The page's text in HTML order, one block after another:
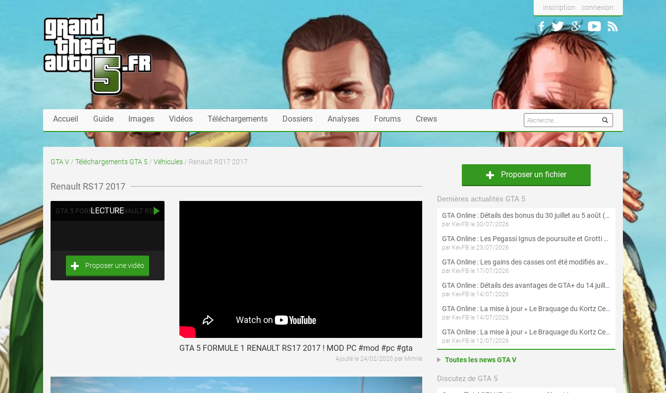
inscription connexion
Accueil Guide Images Vidéos Téléchargements Dossiers Analyses Forums Crews
GTA V / Téléchargements GTA 5 / Véhicules / Renault RS17 2017
Renault RS17 2017
GTA 5 FORMULE 1 RENAULT RS17 2017 ! MOD PC #mod #pc #gta
LECTURE
Proposer une vidéo
GTA 5 FORMULE 1 RENAULT RS17 2017 ! MOD PC #mod #pc #gta
Ajouté le 24/02/2020 par Mimile
Proposer un fichier
Dernières actualités GTA 5
GTA Online : Détails des bonus du 30 juillet au 5 août (Évènement « Braquages d'été »)
par KevFB le 30/07/2026
GTA Online : Les Pegassi Ignus de poursuite et Grotti Veleno GT sont maintenant disponibles
par KevFB le 23/07/2026
GTA Online : Les gains des casses ont été modifiés avec la mise à jour « Le Braquage du Kortz Center »
par KevFB le 17/07/2026
GTA Online : Détails des avantages de GTA+ du 14 juillet au 12 août
par KevFB le 14/07/2026
GTA Online : La mise à jour « Le Braquage du Kortz Center » est maintenant disponible
par KevFB le 14/07/2026
GTA Online : La mise à jour « Le Braquage du Kortz Center » est disponible en préchargement sur PS5 et Xbox Series X|S
par KevFB le 12/07/2026
Toutes les news GTA V
Discutez de GTA 5